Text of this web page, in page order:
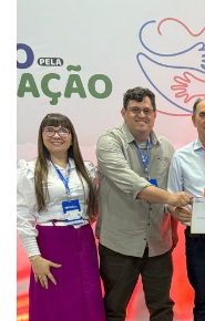
Webmail
Contato